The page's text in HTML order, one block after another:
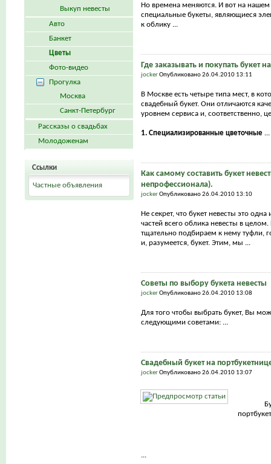
Но времена меняются. И вот на
специальные букеты, являющиеся
к облику ...
Где заказывать и покупать букет
jockerОпубликовано 26.04.2010 13:11
В Москве есть четыре типа мест, в
свадебный букет. Они отличаются
уровнем сервиса и, соответственно,
1. Специализированные цветочные...
Как самому составить букет
непрофессионала).
jockerОпубликовано 26.04.2010 13:10
Не секрет, что букет невесты это
частей всего облика невесты в
тщательно подбираем к нему туфли,
и, разумеется, букет. Этим, мы ...
Советы по выбору букета невесты
jockerОпубликовано 26.04.2010 13:08
Для того чтобы выбрать букет, Вы
следующими советами: ...
Свадебный букет на
jockerОпубликовано 26.04.2010 13:07
...
Выкуп невесты
Авто
Банкет
Цветы
Фото-видео
Прогулка
Москва
Санкт-Петербург
Рассказы о свадьбах
Молодоженам
Ссылки
Частные объявления